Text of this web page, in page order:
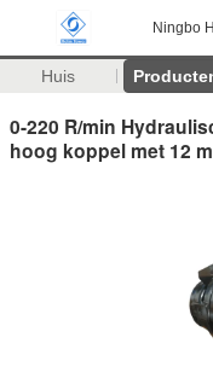
Ningbo
Huis
0-220 R/min
hoog koppel met 12